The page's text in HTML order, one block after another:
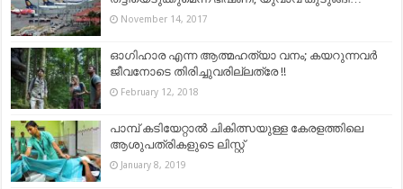
November 14, 2017
ഓഗിഹാര എന്ന ആത്മഹത്യാ വനം; കയറുന്നവര്‍
ജീവനോടെ തിരിച്ചുവരില്ലത്രേ !!
February 12, 2018
പാമ്പ് കടിയേറ്റാൽ ചികിത്സയുള്ള കേരളത്തിലെ
ആശുപത്രികളുടെ ലിസ്റ്റ്
January 8, 2019